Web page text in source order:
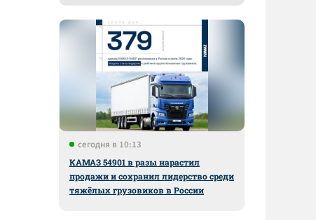
сегодня в 10:13
КАМАЗ 54901 в разы нарастил
продажи и сохранил лидерство среди
тяжёлых грузовиков в России